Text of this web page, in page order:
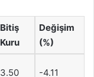
Bitiş
Kuru
Değişim
(%)
3.50 -4.11